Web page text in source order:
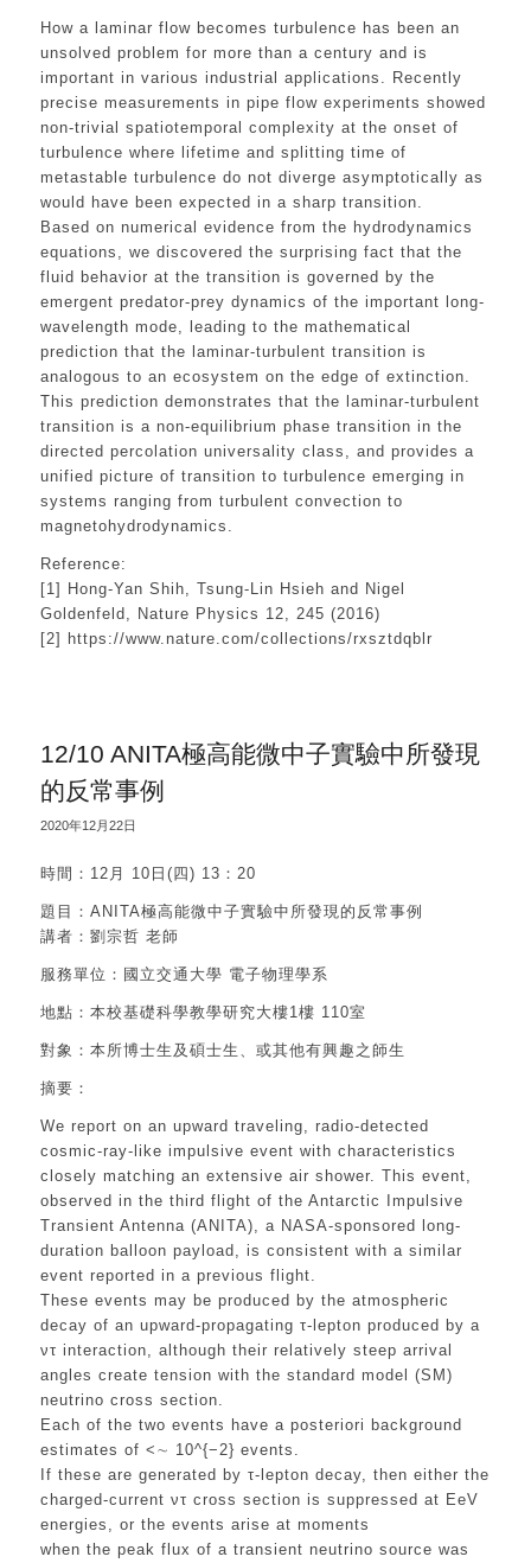
How a laminar flow becomes turbulence has been an
unsolved problem for more than a century and is
important in various industrial applications. Recently
precise measurements in pipe flow experiments showed
non-trivial spatiotemporal complexity at the onset of
turbulence where lifetime and splitting time of
metastable turbulence do not diverge asymptotically as
would have been expected in a sharp transition.
Based on numerical evidence from the hydrodynamics
equations, we discovered the surprising fact that the
fluid behavior at the transition is governed by the
emergent predator-prey dynamics of the important long-
wavelength mode, leading to the mathematical
prediction that the laminar-turbulent transition is
analogous to an ecosystem on the edge of extinction.
This prediction demonstrates that the laminar-turbulent
transition is a non-equilibrium phase transition in the
directed percolation universality class, and provides a
unified picture of transition to turbulence emerging in
systems ranging from turbulent convection to
magnetohydrodynamics.
Reference:
[1] Hong-Yan Shih, Tsung-Lin Hsieh and Nigel
Goldenfeld, Nature Physics 12, 245 (2016)
[2] https://www.nature.com/collections/rxsztdqblr
12/10 ANITA極高能微中子實驗中所發現
的反常事例
2020年12月22日
時間：12月 10日(四) 13：20
題目：ANITA極高能微中子實驗中所發現的反常事例
講者：劉宗哲 老師
服務單位：國立交通大學 電子物理學系
地點：本校基礎科學教學研究大樓1樓 110室
對象：本所博士生及碩士生、或其他有興趣之師生
摘要：
We report on an upward traveling, radio-detected
cosmic-ray-like impulsive event with characteristics
closely matching an extensive air shower. This event,
observed in the third flight of the Antarctic Impulsive
Transient Antenna (ANITA), a NASA-sponsored long-
duration balloon payload, is consistent with a similar
event reported in a previous flight.
These events may be produced by the atmospheric
decay of an upward-propagating τ-lepton produced by a
ντ interaction, although their relatively steep arrival
angles create tension with the standard model (SM)
neutrino cross section.
Each of the two events have a posteriori background
estimates of <∼ 10^{−2} events.
If these are generated by τ-lepton decay, then either the
charged-current ντ cross section is suppressed at EeV
energies, or the events arise at moments
when the peak flux of a transient neutrino source was